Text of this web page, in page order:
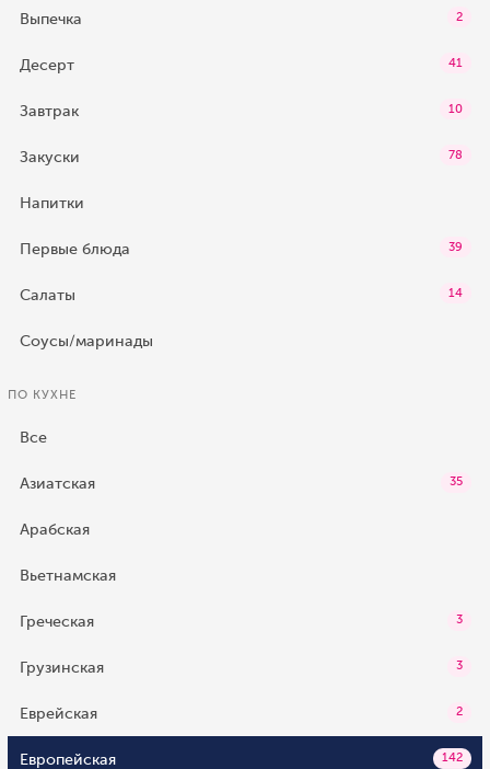
Выпечка 2
Десерт 41
Завтрак 10
Закуски 78
Напитки
Первые блюда 39
Салаты 14
Соусы/маринады
ПО КУХНЕ
Все
Азиатская 35
Арабская
Вьетнамская
Греческая 3
Грузинская 3
Еврейская 2
Европейская 142